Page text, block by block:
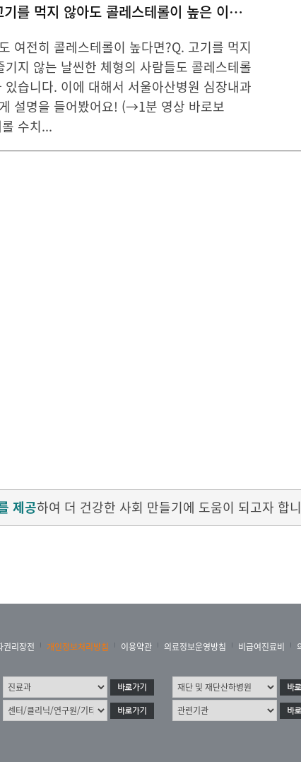
[심장Q&A] 고기를 먹지 않아도 콜레스테롤이 높은 이유는 뭘까?
여전히 콜레스테롤이 높다면?Q. 고기를 먹지
기지 않는 날씬한 체형의 사람들도 콜레스테롤
있습니다. 이에 대해서 서울아산병원 심장내과
설명을 들어봤어요! (→1분 영상 바로보
수치...
제공하여 더 건강한 사회 만들기에 도움이 되고자 합
권리장전 개인정보처리방침 이용약관 의료정보운영방침 비급여진료비